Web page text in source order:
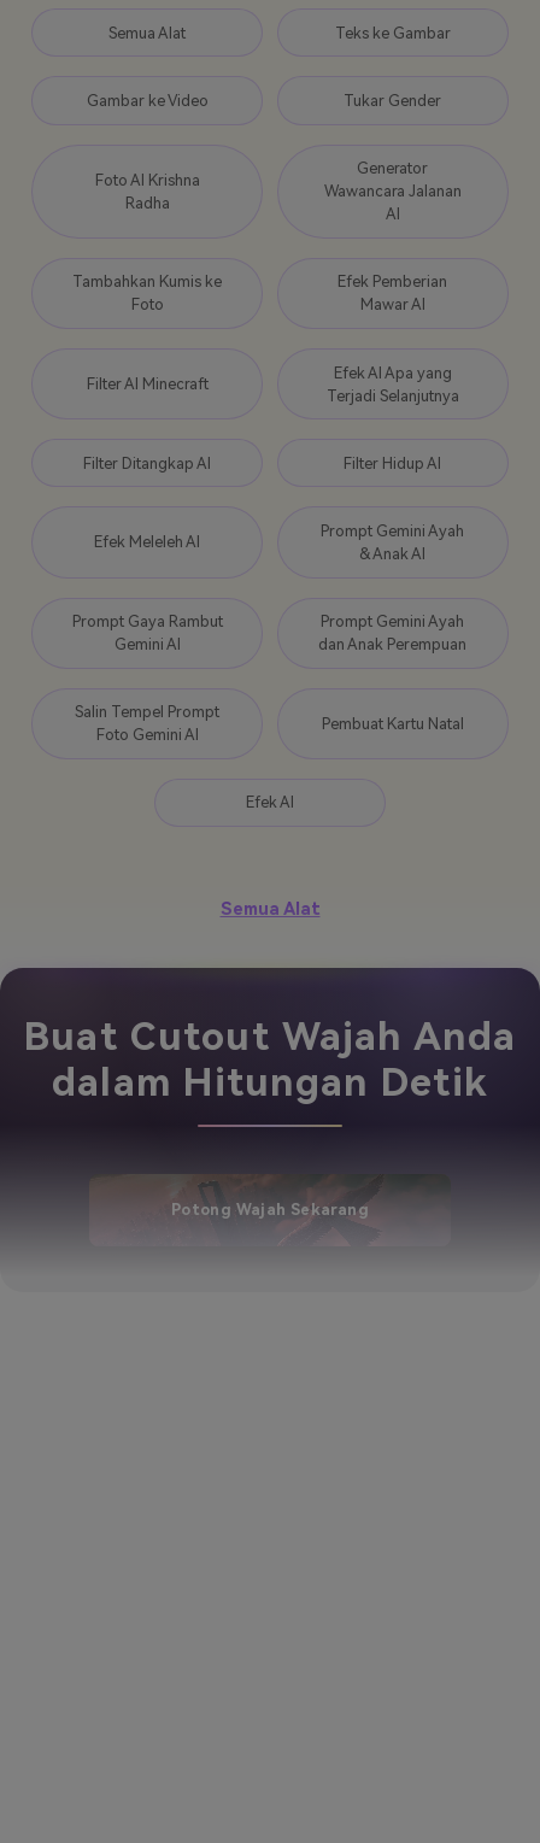
Semua Alat Teks ke Gambar
Gambar ke Video Tukar Gender
Foto AI Krishna
Radha
Generator
Wawancara Jalanan
AI
Tambahkan Kumis ke
Foto
Efek Pemberian
Mawar AI
Filter AI Minecraft
Efek AI Apa yang
Terjadi Selanjutnya
Filter Ditangkap AI Filter Hidup AI
Efek Meleleh AI
Prompt Gemini Ayah
& Anak AI
Prompt Gaya Rambut
Gemini AI
Prompt Gemini Ayah
dan Anak Perempuan
Salin Tempel Prompt
Foto Gemini AI
Pembuat Kartu Natal
Efek AI
Semua Alat
Buat Cutout Wajah Anda
dalam Hitungan Detik
Potong Wajah Sekarang